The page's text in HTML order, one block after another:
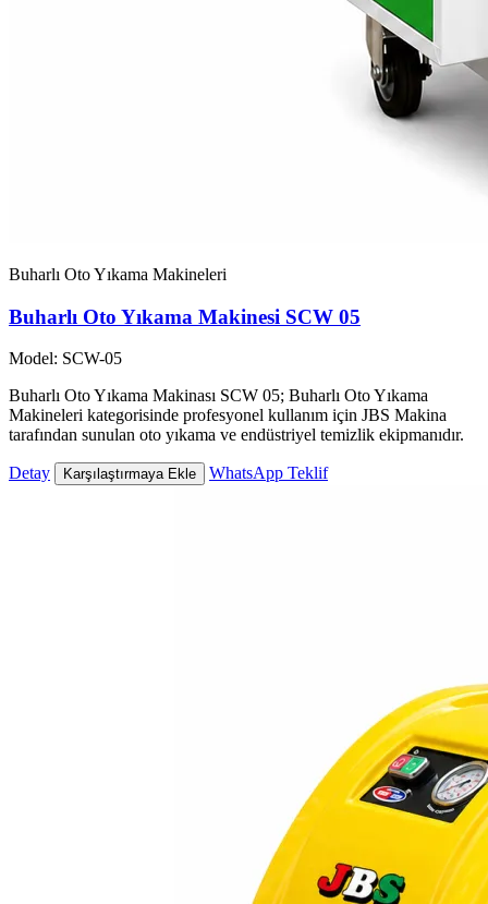
Buharlı Oto Yıkama Makineleri
Buharlı Oto Yıkama Makinesi SCW 05
Model: SCW-05
Buharlı Oto Yıkama Makinası SCW 05; Buharlı Oto Yıkama
Makineleri kategorisinde profesyonel kullanım için JBS Makina
tarafından sunulan oto yıkama ve endüstriyel temizlik ekipmanıdır.
Detay Karşılaştırmaya Ekle WhatsApp Teklif